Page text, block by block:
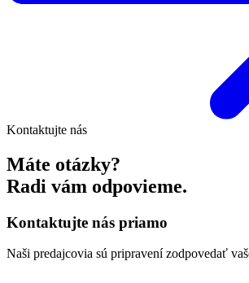
Kontaktujte nás
Máte otázky?
Radi vám odpovieme.
Kontaktujte nás priamo
Naši predajcovia sú pripravení zodpovedať